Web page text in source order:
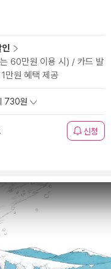
인
60만원 이용 시) / 카드 발
만원 혜택 제공
730원
신청